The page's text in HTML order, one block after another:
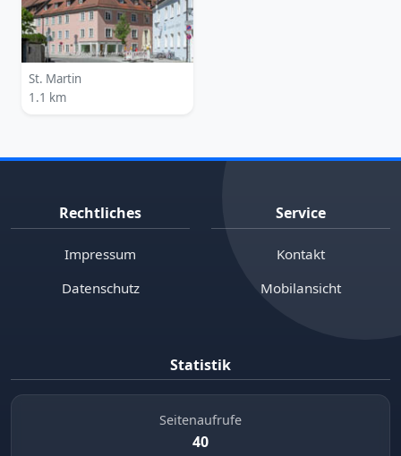
St. Martin
1.1 km
Rechtliches
Impressum
Datenschutz
Service
Kontakt
Mobilansicht
Statistik
Seitenaufrufe
40